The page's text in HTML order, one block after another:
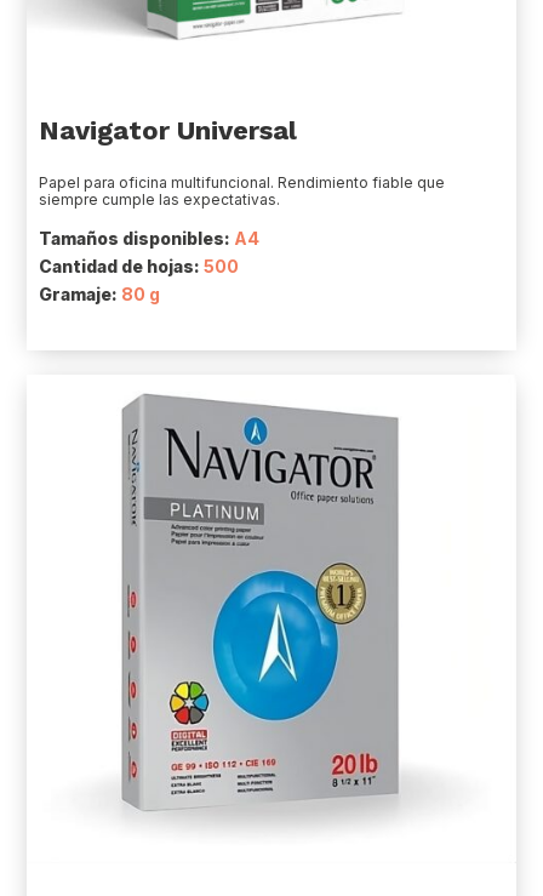
Navigator Universal
Papel para oficina multifuncional. Rendimiento fiable que
siempre cumple las expectativas.
Tamaños disponibles: A4
Cantidad de hojas:500
Gramaje: 80 g